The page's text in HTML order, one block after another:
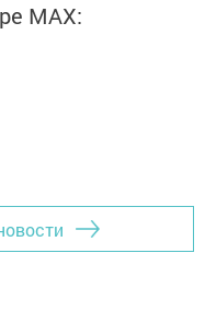
MАХ: